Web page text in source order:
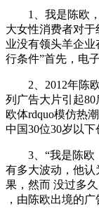
1、我是陈欧
大女性消费者对
业没有领头羊企
行条件”首先，电
2、2012年陈
列广告大片引起
欧体rdquo模仿热
中国30位30岁以下
3、“我是陈
有多大波动，他
果，然而 没过多
，由陈欧出境的